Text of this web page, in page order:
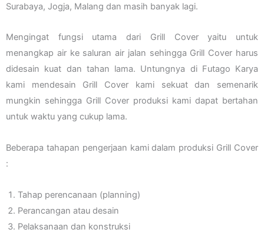
Surabaya, Jogja, Malang dan masih banyak lagi.
Mengingat fungsi utama dari Grill Cover yaitu untuk
menangkap air ke saluran air jalan sehingga Grill Cover harus
didesain kuat dan tahan lama. Untungnya di Futago Karya
kami mendesain Grill Cover kami sekuat dan semenarik
mungkin sehingga Grill Cover produksi kami dapat bertahan
untuk waktu yang cukup lama.
Beberapa tahapan pengerjaan kami dalam produksi Grill Cover
:
Tahap perencanaan (planning)
Perancangan atau desain
Pelaksanaan dan konstruksi